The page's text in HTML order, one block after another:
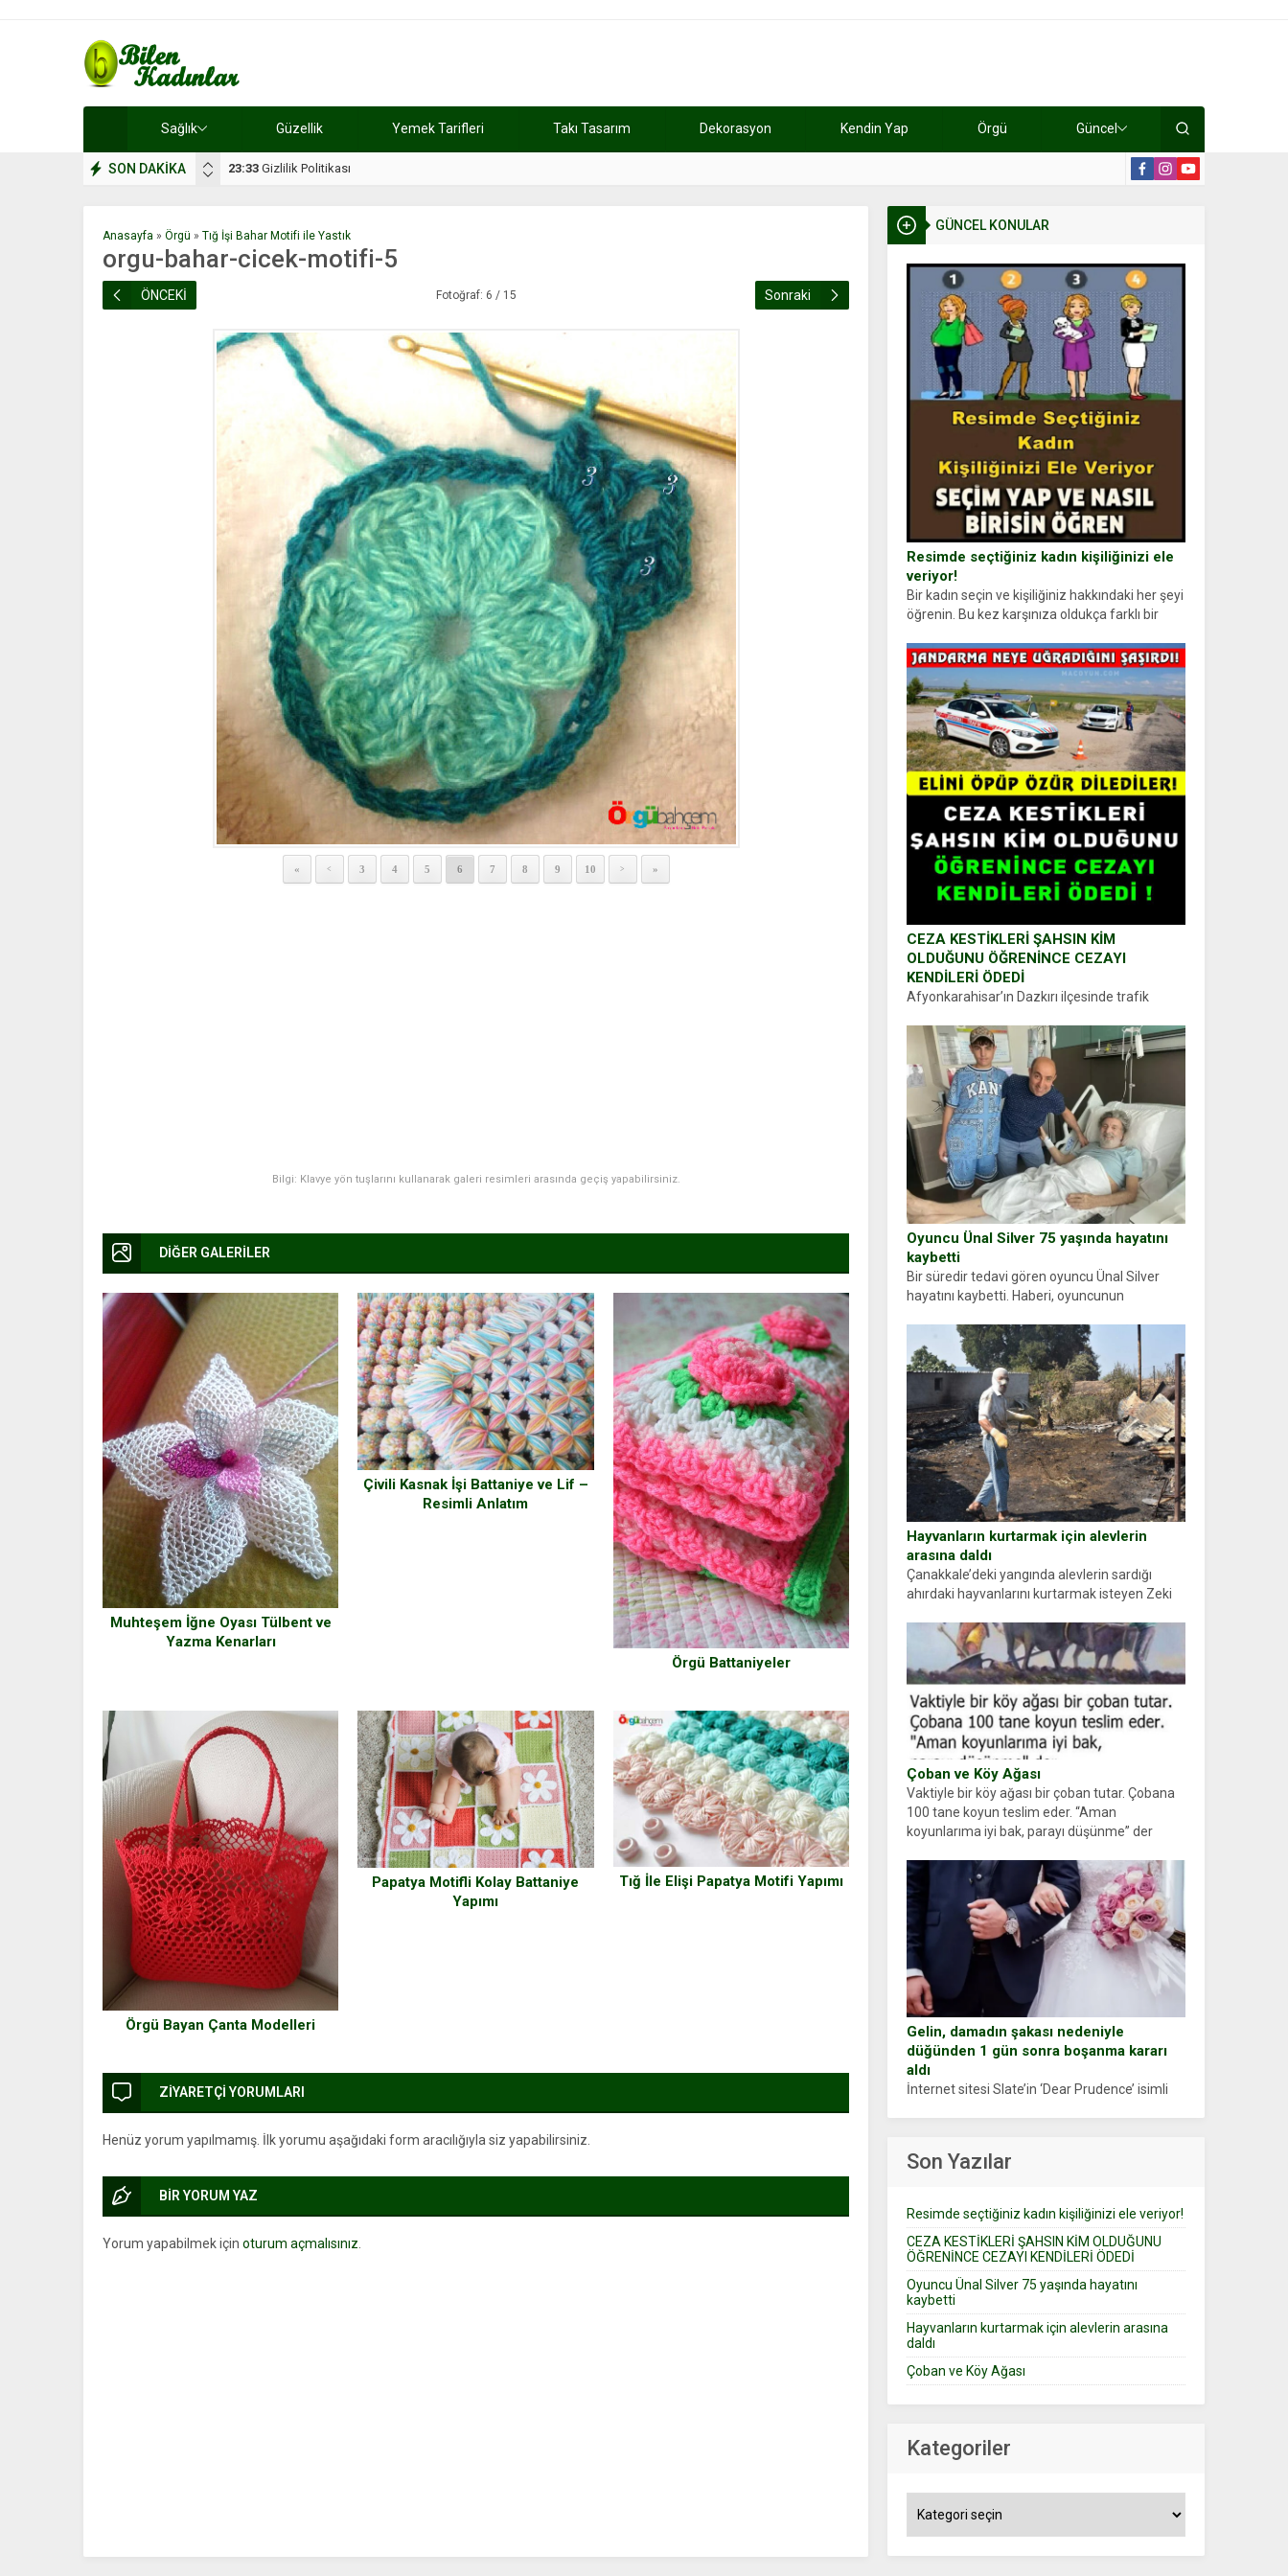
Sağlık Güzellik Yemek Tarifleri Takı Tasarım Dekorasyon Kendin Yap Örgü Güncel
SON DAKİKA 17:08 Dilan, düğününe 5 gün kala hayatını kaybetti
GÜNCEL KONULAR
Resimde seçtiğiniz kadın kişiliğinizi ele
veriyor!
Bir kadın seçin ve kişiliğiniz hakkındaki her şeyi
öğrenin. Bu kez karşınıza oldukça farklı bir
kadın figürlerinden dikkatinizi en...
CEZA KESTİKLERİ ŞAHSIN KİM
OLDUĞUNU ÖĞRENİNCE CEZAYI
KENDİLERİ ÖDEDİ
Afyonkarahisar’ın Dazkırı ilçesinde trafik
durdurdukları bir otomobilin sürücüsünden
ehliyet ve ruhsat sorup belgelerini istedi.
Sürücü Abdurrahman Ö.nün verdiği evraklarda
eksik olduğunu...
Oyuncu Ünal Silver 75 yaşında hayatını
kaybetti
Bir süredir tedavi gören oyuncu Ünal Silver
hayatını kaybetti. Haberi, oyuncunun
sosyal medya hesabında “Usta Oyuncumuz ve
çok değerli dostumuz...
Hayvanların kurtarmak için alevlerin
arasına daldı
Çanakkale’deki yangında alevlerin sardığı
ahırdaki hayvanlarını kurtarmak isteyen Zeki
ellerinde yanıklar oluşan Demir, kâbus dolu
anları anlattı… Merkeze bağlı...
Çoban ve Köy Ağası
Vaktiyle bir köy ağası bir çoban tutar. Çobana
100 tane koyun teslim eder. “Aman
koyunlarıma iyi bak, parayı düşünme” der
Gelin, damadın şakası nedeniyle
düğünden 1 gün sonra boşanma kararı
aldı
İnternet sitesi Slate’in ‘Dear Prudence’ isimli
Son Yazılar
Resimde seçtiğiniz kadın kişiliğinizi ele veriyor!
CEZA KESTİKLERİ ŞAHSIN KİM OLDUĞUNU
ÖĞRENİNCE CEZAYI KENDİLERİ ÖDEDİ
Oyuncu Ünal Silver 75 yaşında hayatını
kaybetti
Hayvanların kurtarmak için alevlerin arasına
daldı
Çoban ve Köy Ağası
Kategoriler
Anasayfa » Örgü » Tığ İşi Bahar Motifi ile Yastık
orgu-bahar-cicek-motifi-5
ÖNCEKİ Fotoğraf: 6 / 15 Sonraki
« < 3 4 5 6 7 8 9 10 > »
Bilgi: Klavye yön tuşlarını kullanarak galeri resimleri arasında geçiş yapabilirsiniz.
DİĞER GALERİLER
Muhteşem İğne Oyası Tülbent ve
Yazma Kenarları
Çivili Kasnak İşi Battaniye ve Lif –
Resimli Anlatım
Örgü Battaniyeler
Örgü Bayan Çanta Modelleri
Papatya Motifli Kolay Battaniye
Yapımı
Tığ İle Elişi Papatya Motifi Yapımı
ZİYARETÇİ YORUMLARI
Henüz yorum yapılmamış. İlk yorumu aşağıdaki form aracılığıyla siz yapabilirsiniz.
BİR YORUM YAZ
Yorum yapabilmek için oturum açmalısınız